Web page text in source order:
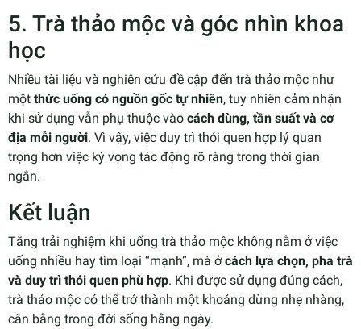
5. Trà thảo mộc và góc nhìn khoa
học
Nhiều tài liệu và nghiên cứu đề cập đến trà thảo mộc như
một thức uống có nguồn gốc tự nhiên, tuy nhiên cảm nhận
khi sử dụng vẫn phụ thuộc vào cách dùng, tần suất và cơ
địa mỗi người. Vì vậy, việc duy trì thói quen hợp lý quan
trọng hơn việc kỳ vọng tác động rõ ràng trong thời gian
ngắn.
Kết luận
Tăng trải nghiệm khi uống trà thảo mộc không nằm ở việc
uống nhiều hay tìm loại “mạnh”, mà ởcách lựa chọn, pha trà
và duy trì thói quen phù hợp. Khi được sử dụng đúng cách,
trà thảo mộc có thể trở thành một khoảng dừng nhẹ nhàng,
cân bằng trong đời sống hằng ngày.